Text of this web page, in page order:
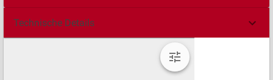
Technische Details